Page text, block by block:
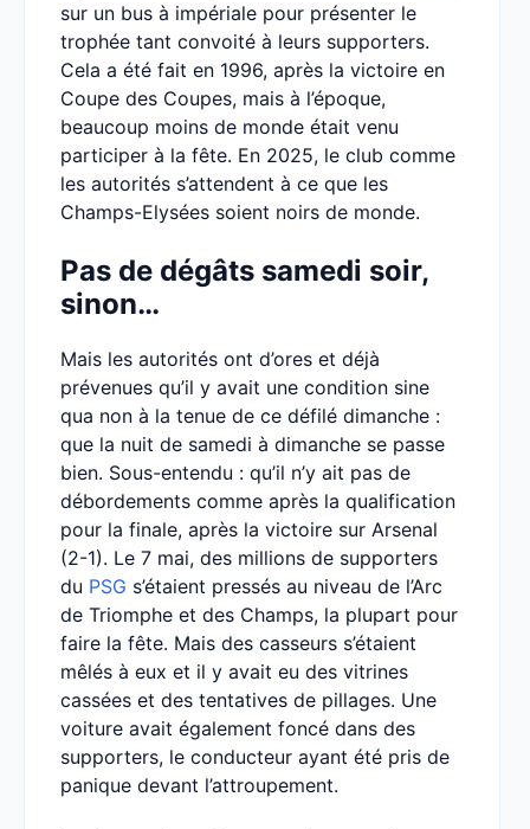
sur un bus à impériale pour présenter le
trophée tant convoité à leurs supporters.
Cela a été fait en 1996, après la victoire en
Coupe des Coupes, mais à l’époque,
beaucoup moins de monde était venu
participer à la fête. En 2025, le club comme
les autorités s’attendent à ce que les
Champs-Elysées soient noirs de monde.
Pas de dégâts samedi soir,
sinon…
Mais les autorités ont d’ores et déjà
prévenues qu’il y avait une condition sine
qua non à la tenue de ce défilé dimanche :
que la nuit de samedi à dimanche se passe
bien. Sous-entendu : qu’il n’y ait pas de
débordements comme après la qualification
pour la finale, après la victoire sur Arsenal
(2-1). Le 7 mai, des millions de supporters
du PSG s’étaient pressés au niveau de l’Arc
de Triomphe et des Champs, la plupart pour
faire la fête. Mais des casseurs s’étaient
mêlés à eux et il y avait eu des vitrines
cassées et des tentatives de pillages. Une
voiture avait également foncé dans des
supporters, le conducteur ayant été pris de
panique devant l’attroupement.